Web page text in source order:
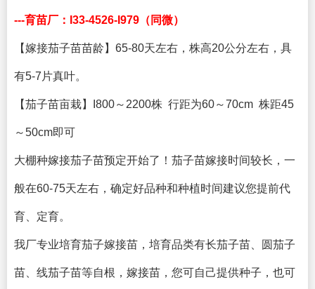
---育苗厂：I33-4526-I979（同微）
【嫁接茄子苗苗龄】65-80天左右，株高20公分左右，具
有5-7片真叶。
【茄子苗亩栽】I800～2200株 行距为60～70cm 株距45
～50cm即可
大棚种嫁接茄子苗预定开始了！茄子苗嫁接时间较长，一
般在60-75天左右，确定好品种和种植时间建议您提前代
育、定育。
我厂专业培育茄子嫁接苗，培育品类有长茄子苗、圆茄子
苗、线茄子苗等自根，嫁接苗，您可自己提供种子，也可